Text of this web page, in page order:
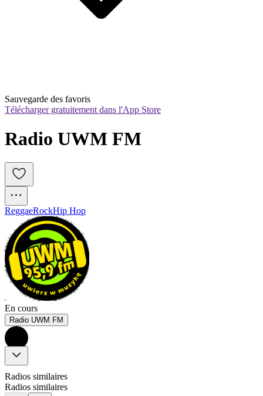
Sauvegarde des favoris
Télécharger gratuitement dans l'App Store
Radio UWM FM
ReggaeRockHip Hop
En cours
Radio UWM FM
Radios similaires
Radios similaires